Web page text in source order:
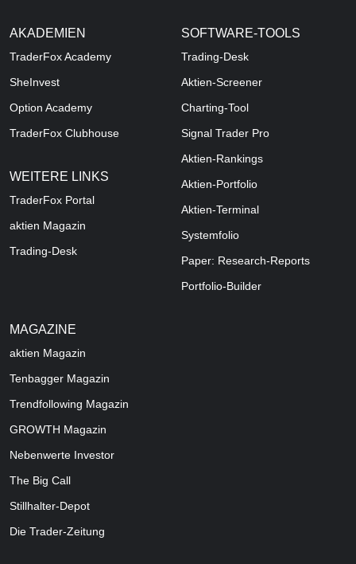
AKADEMIEN
TraderFox Academy
SheInvest
Option Academy
TraderFox Clubhouse
WEITERE LINKS
TraderFox Portal
aktien Magazin
Trading-Desk
SOFTWARE-TOOLS
Trading-Desk
Aktien-Screener
Charting-Tool
Signal Trader Pro
Aktien-Rankings
Aktien-Portfolio
Aktien-Terminal
Systemfolio
Paper: Research-Reports
Portfolio-Builder
MAGAZINE
aktien Magazin
Tenbagger Magazin
Trendfollowing Magazin
GROWTH Magazin
Nebenwerte Investor
The Big Call
Stillhalter-Depot
Die Trader-Zeitung